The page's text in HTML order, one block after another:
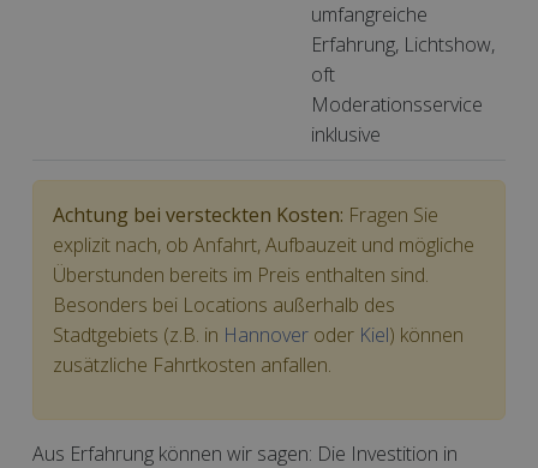
umfangreiche
Erfahrung, Lichtshow,
oft
Moderationsservice
inklusive
Achtung bei versteckten Kosten: Fragen Sie
explizit nach, ob Anfahrt, Aufbauzeit und mögliche
Überstunden bereits im Preis enthalten sind.
Besonders bei Locations außerhalb des
Stadtgebiets (z.B. in Hannover oder Kiel) können
zusätzliche Fahrtkosten anfallen.
Aus Erfahrung können wir sagen: Die Investition in